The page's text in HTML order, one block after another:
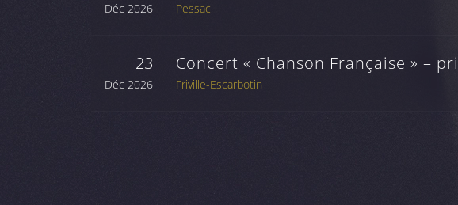
Déc 2026 Pessac
23
Déc 2026
Concert « Chanson Française » –
Friville-Escarbotin